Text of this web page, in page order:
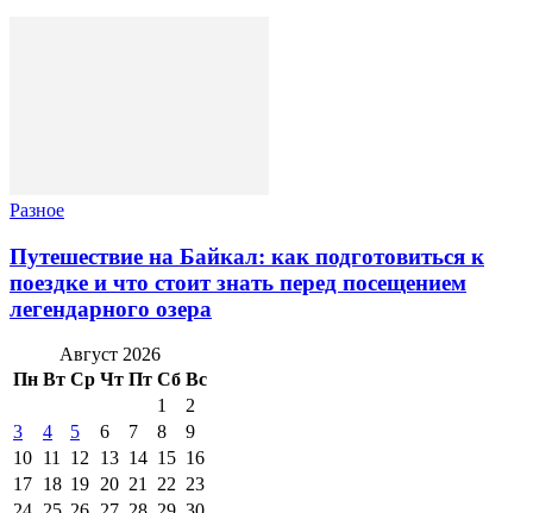
Разное
Путешествие на Байкал: как подготовиться к
поездке и что стоит знать перед посещением
легендарного озера
Август 2026
Пн Вт Ср Чт Пт Сб Вс
1
2
3
4 5 6 7 8
9
10 11 12 13 14 15 16
17 18 19 20 21 22 23